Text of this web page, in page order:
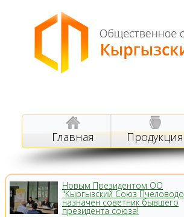
Главная Продукция
Новым Президентом ОО
"Кыргызский Союз
назначен советник бывшего
президента союза!